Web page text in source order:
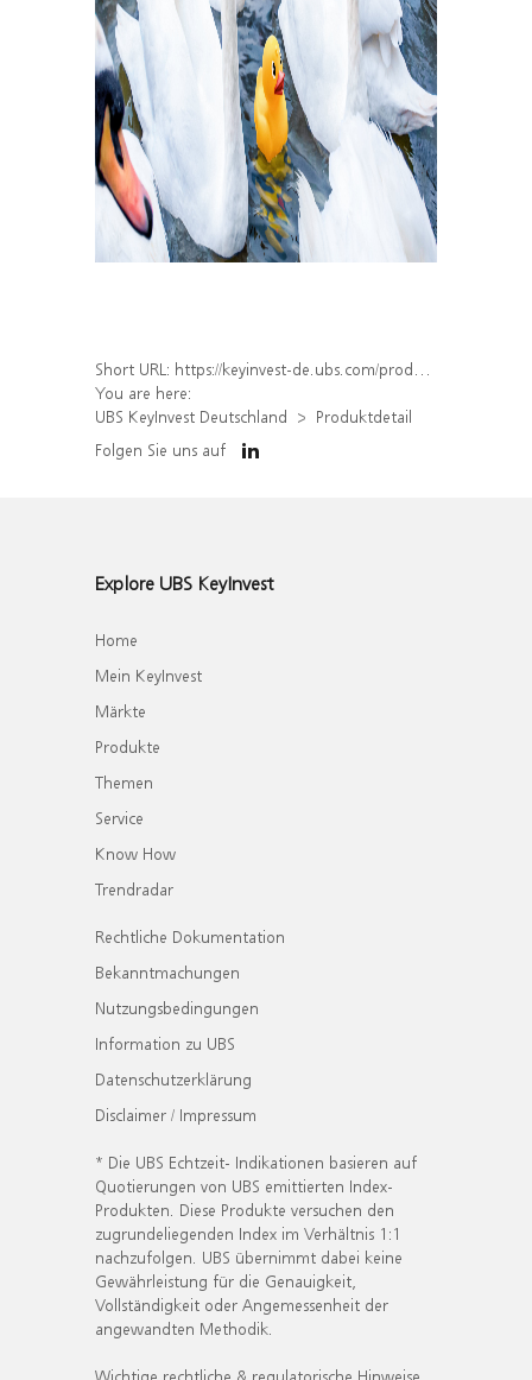
Short URL: https://keyinvest-de.ubs.com/produkt/detail/index/isin/DE000WA02FS6
You are here:
UBS KeyInvest Deutschland
Produktdetail
Folgen Sie uns auf
Explore UBS KeyInvest
Home
Mein KeyInvest
Märkte
Produkte
Themen
Service
Know How
Trendradar
Rechtliche Dokumentation
Bekanntmachungen
Nutzungsbedingungen
Information zu UBS
Datenschutzerklärung
Disclaimer / Impressum
* Die UBS Echtzeit- Indikationen basieren auf
Quotierungen von UBS emittierten Index-
Produkten. Diese Produkte versuchen den
zugrundeliegenden Index im Verhältnis 1:1
nachzufolgen. UBS übernimmt dabei keine
Gewährleistung für die Genauigkeit,
Vollständigkeit oder Angemessenheit der
angewandten Methodik.